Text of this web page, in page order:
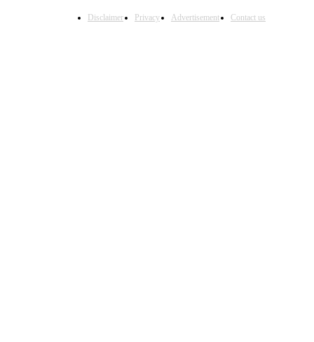
Disclaimer Privacy Advertisement Contact us